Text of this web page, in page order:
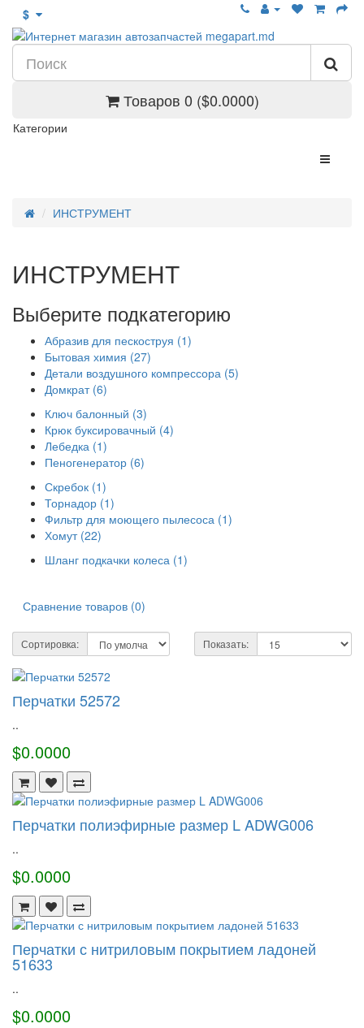
$
Товаров 0 ($0.0000)
Категории
ИНСТРУМЕНТ
ИНСТРУМЕНТ
Выберите подкатегорию
Абразив для пескоструя (1)
Бытовая химия (27)
Детали воздушного компрессора (5)
Домкрат (6)
Ключ балонный (3)
Крюк буксировачный (4)
Лебедка (1)
Пеногенератор (6)
Скребок (1)
Торнадор (1)
Фильтр для моющего пылесоса (1)
Хомут (22)
Шланг подкачки колеса (1)
Сравнение товаров (0)
Сортировка: Показать:
Перчатки 52572
..
$0.0000
Перчатки полиэфирные размер L ADWG006
..
$0.0000
Перчатки с нитриловым покрытием ладоней
51633
..
$0.0000